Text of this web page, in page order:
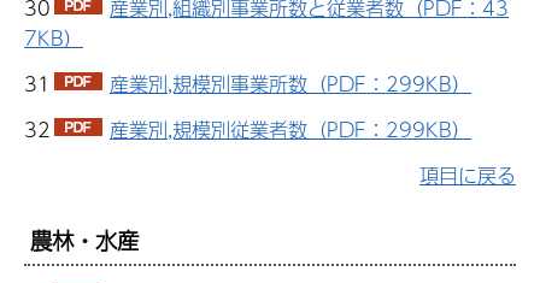
30
産業別,組織別事業所数と従業者数（PDF：43
7KB）
31
産業別,規模別事業所数（PDF：299KB）
32
産業別,規模別従業者数（PDF：299KB）
項目に戻る
農林・水産